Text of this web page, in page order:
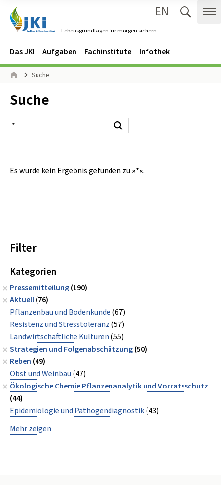
Lebensgrundlagen für morgen sichern
EN
Navigation
Hauptmenü
Das JKI Aufgaben Fachinstitute Infothek
Seitenpfad
Suche
Inhalt:
Suche
Suchergebnis
Es wurde kein Ergebnis gefunden zu »*«.
Filter
Kategorien
Pressemitteilung(190)
Aktuell(76)
Pflanzenbau und Bodenkunde (67)
Resistenz und Stresstoleranz (57)
Landwirtschaftliche Kulturen (55)
Strategien und Folgenabschätzung(50)
Reben (49)
Obst und Weinbau (47)
Ökologische Chemie Pflanzenanalytik und Vorratsschutz
(44)
Epidemiologie und Pathogendiagnostik(43)
Mehr zeigen